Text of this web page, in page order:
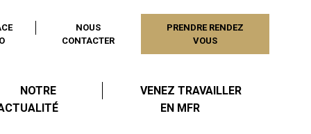
NOUS
CONTACTER
PRENDRE RENDEZ
VOUS
NOTRE
VENEZ TRAVAILLER
EN MFR